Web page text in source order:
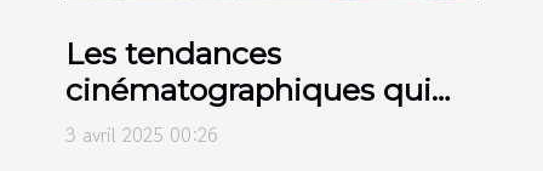
Les tendances
cinématographiques qui
façonnent 2024
3 avril 2025 00:26